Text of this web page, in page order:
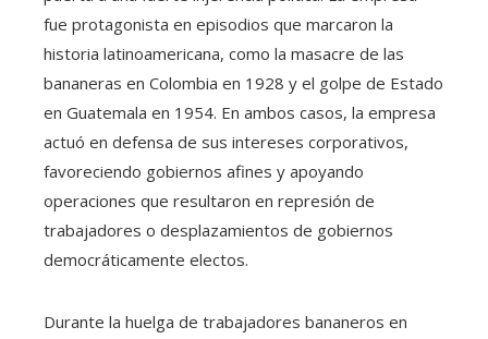
fue protagonista en episodios que marcaron la
historia latinoamericana, como la masacre de las
bananeras en Colombia en 1928 y el golpe de Estado
en Guatemala en 1954. En ambos casos, la empresa
actuó en defensa de sus intereses corporativos,
favoreciendo gobiernos afines y apoyando
operaciones que resultaron en represión de
trabajadores o desplazamientos de gobiernos
democráticamente electos.
Durante la huelga de trabajadores bananeros en